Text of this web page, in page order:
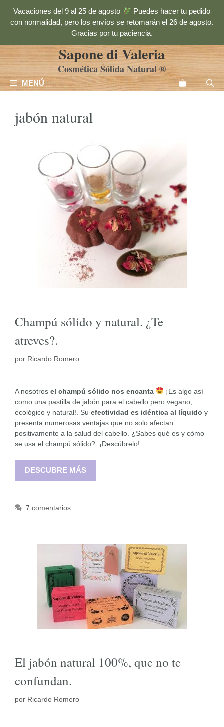
contenido
Vacaciones del 9 al 25 de agosto
Puedes hacer tu pedido
con normalidad, pero los envíos se retomarán el 26 de agosto.
Gracias por tu paciencia.
Sapone di Valeria
Cosmética Sólida Natural ®
MENÚ
jabón natural
Champú sólido y natural. ¿Te
atreves?.
por Ricardo Romero
A nosotros el champú sólido nos encanta
¡Es algo así
como una pastilla de jabón para el cabello pero vegano,
ecológico y natural!. Su efectividad es idéntica al líquido y
presenta numerosas ventajas que no solo afectan
positivamente a la salud del cabello. ¿Sabes qué es y cómo
se usa el champú sólido?. ¡Descúbrelo!.
DESCUBRE MÁS
7 comentarios
El jabón natural 100%, que no te
confundan.
por Ricardo Romero